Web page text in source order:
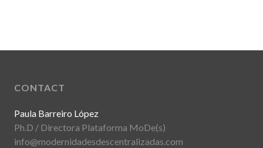
CONTACT
Paula Barreiro López
Ph.D / Directora Plataforma MoDe(s)
info@modernidadesdescentralizadas.com